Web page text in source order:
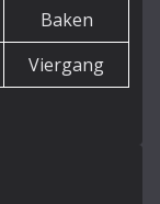
Baken
Viergang